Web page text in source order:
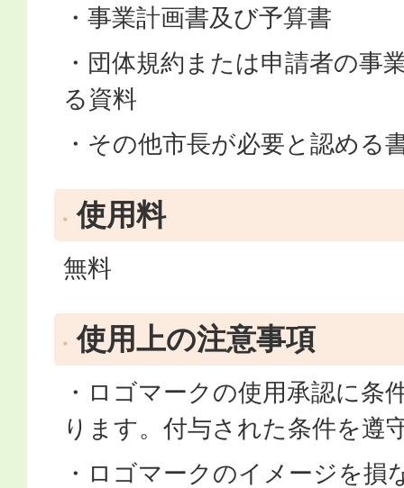
・事業計画書及び予算書
・団体規約または申請者の事
る資料
・その他市長が必要と認める
使用料
無料
使用上の注意事項
・ロゴマークの使用承認に条
ります。付与された条件を遵
・ロゴマークのイメージを損